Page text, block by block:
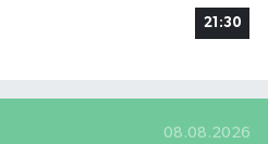
21:30
08.08.2026